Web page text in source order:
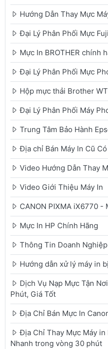
Hướng Dẫn Thay Mực
Đại Lý Phân Phối Mực
Mực In BROTHER chính
Đại Lý Phân Phối Mực
Hộp mực thải Brother
Đại Lý Phân Phối Máy
Trung Tâm Bảo Hành
Địa chỉ Bán Máy In Cũ
Video Hướng Dẫn Thay
Video Giới Thiệu Máy In
CANON PIXMA iX6770 -
Mực In HP Chính Hãng
Thông Tin Doanh Nghiệp
Hướng dẫn xử lý máy in
Dịch Vụ Nạp Mực Tận
Phút, Giá Tốt
Địa Chỉ Bán Mực In
Địa Chỉ Thay Mực Máy in
Nhanh trong vòng 30 phút